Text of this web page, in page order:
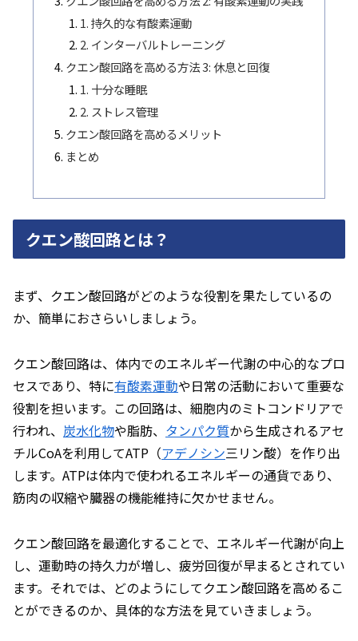
1. 持久的な有酸素運動
2. インターバルトレーニング
クエン酸回路を高める方法 3: 休息と回復
1. 十分な睡眠
2. ストレス管理
クエン酸回路を高めるメリット
まとめ
クエン酸回路とは？
まず、クエン酸回路がどのような役割を果たしているの
か、簡単におさらいしましょう。
クエン酸回路は、体内でのエネルギー代謝の中心的なプロ
セスであり、特に有酸素運動や日常の活動において重要な
役割を担います。この回路は、細胞内のミトコンドリアで
行われ、 炭水化物や脂肪、 タンパク質から生成されるアセ
チルCoAを利用してATP（アデノシン三リン酸）を作り出
します。ATPは体内で使われるエネルギーの通貨であり、
筋肉の収縮や臓器の機能維持に欠かせません。
クエン酸回路を最適化することで、エネルギー代謝が向上
し、運動時の持久力が増し、疲労回復が早まるとされてい
ます。それでは、どのようにしてクエン酸回路を高めるこ
とができるのか、具体的な方法を見ていきましょう。